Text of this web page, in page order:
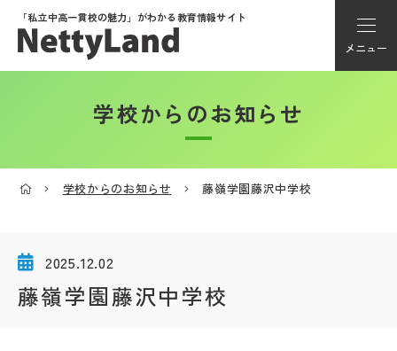
「私立中高一貫校の魅力」がわかる教育情報サイト
メニュー
アカウント登録
学校選び
学校からのお知らせ
学校からのお知らせ 藤嶺学園藤沢中学校
2025.12.02
藤嶺学園藤沢中学校